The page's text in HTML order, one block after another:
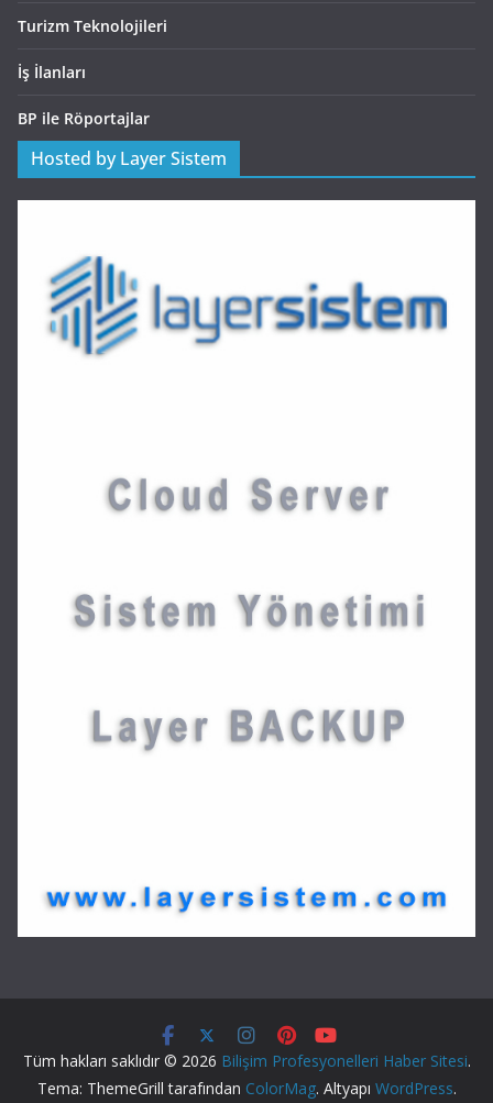
Turizm Teknolojileri
İş İlanları
BP ile Röportajlar
Hosted by Layer Sistem
Tüm hakları saklıdır © 2026 Bilişim Profesyonelleri Haber Sitesi.
Tema: ThemeGrill tarafından ColorMag. Altyapı WordPress.